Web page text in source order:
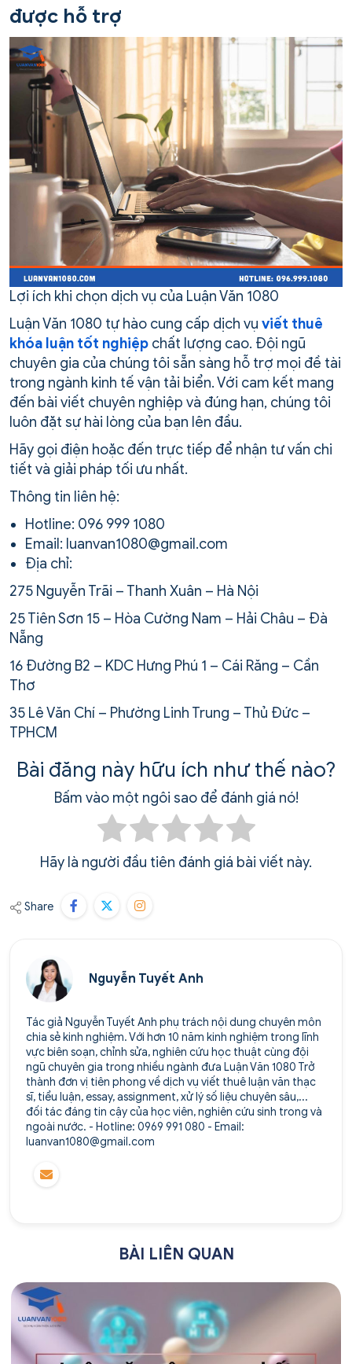
được hỗ trợ
Lợi ích khi chọn dịch vụ của Luận Văn 1080
Luận Văn 1080 tự hào cung cấp dịch vụ viết thuê
khóa luận tốt nghiệp chất lượng cao. Đội ngũ
chuyên gia của chúng tôi sẵn sàng hỗ trợ mọi đề tài
trong ngành kinh tế vận tải biển. Với cam kết mang
đến bài viết chuyên nghiệp và đúng hạn, chúng tôi
luôn đặt sự hài lòng của bạn lên đầu.
Hãy gọi điện hoặc đến trực tiếp để nhận tư vấn chi
tiết và giải pháp tối ưu nhất.
Thông tin liên hệ:
Hotline: 096 999 1080
Email: luanvan1080@gmail.com
Địa chỉ:
275 Nguyễn Trãi – Thanh Xuân – Hà Nội
25 Tiên Sơn 15 – Hòa Cường Nam – Hải Châu – Đà
Nẵng
16 Đường B2 – KDC Hưng Phú 1 – Cái Răng – Cần
Thơ
35 Lê Văn Chí – Phường Linh Trung – Thủ Đức –
TPHCM
Bài đăng này hữu ích như thế nào?
Bấm vào một ngôi sao để đánh giá nó!
Hãy là người đầu tiên đánh giá bài viết này.
Share
Nguyễn Tuyết Anh
Tác giả Nguyễn Tuyết Anh phụ trách nội dung chuyên môn
chia sẻ kinh nghiệm. Với hơn 10 năm kinh nghiệm trong lĩnh
vực biên soạn, chỉnh sửa, nghiên cứu học thuật cùng đội
ngũ chuyên gia trong nhiều ngành đưa Luận Văn 1080 Trở
thành đơn vị tiên phong về dịch vụ viết thuê luận văn thạc
sĩ, tiểu luận, essay, assignment, xử lý số liệu chuyên sâu,...
đối tác đáng tin cậy của học viên, nghiên cứu sinh trong và
ngoài nước. - Hotline: 0969 991 080 - Email:
luanvan1080@gmail.com
BÀI LIÊN QUAN